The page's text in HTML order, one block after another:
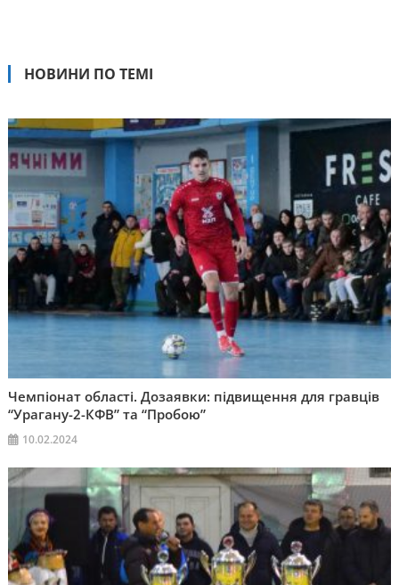
НОВИНИ ПО ТЕМІ
Чемпіонат області. Дозаявки: підвищення для гравців
“Урагану-2-КФВ” та “Пробою”
10.02.2024